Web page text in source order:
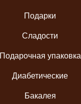
Подарки
Сладости
Подарочная упаковка
Диабетические
Бакалея